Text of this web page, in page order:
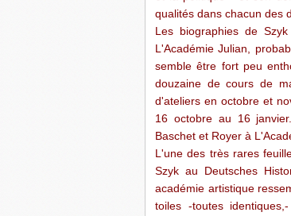
qualités dans chacun des
Les biographies de
L'Académie Julian,
semble être fort peu
douzaine de cours de
d'ateliers en octobre et
16 octobre au 16
Baschet et Royer à
L'une des très rares
Szyk au Deutsches
académie artistique
toiles -toutes